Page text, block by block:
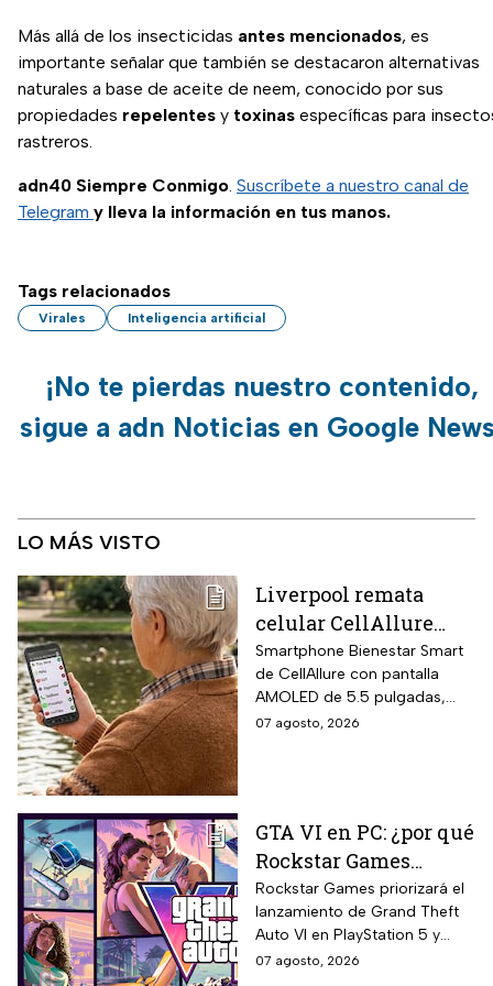
Más allá de los insecticidas antes mencionados, es
importante señalar que también se destacaron alternativas
naturales a base de aceite de neem, conocido por sus
propiedades repelentes y toxinas específicas para
rastreros.
adn40 Siempre Conmigo. Suscríbete a nuestro canal de
Telegram y lleva la información en tus manos.
Tags relacionados
Virales Inteligencia artificial
¡No te pierdas nuestro contenido,
sigue a adn Noticias en Google
LO MÁS VISTO
Liverpool remata
celular CellAllure
Smart AMOLED 5.5
pulgadas con botón
SOS, ideal para adultos
mayores: rebaja de 55%
Smartphone Bienestar Smart
de CellAllure con pantalla
AMOLED de 5.5 pulgadas,
sistema operativo Android 13
ubicado en la parte trasera
del equipo que activa llamada
automática al contacto de
emergencia junto con alarma
sonora potente.
07 agosto, 2026
GTA VI en PC: ¿por qué
Rockstar Games
decidió priorizar
PlayStation 5 y Xbox
Series X?
Rockstar Games priorizará el
lanzamiento de Grand Theft
Auto VI en PlayStation 5 y
Xbox Series X/S el 19 de
07 agosto, 2026